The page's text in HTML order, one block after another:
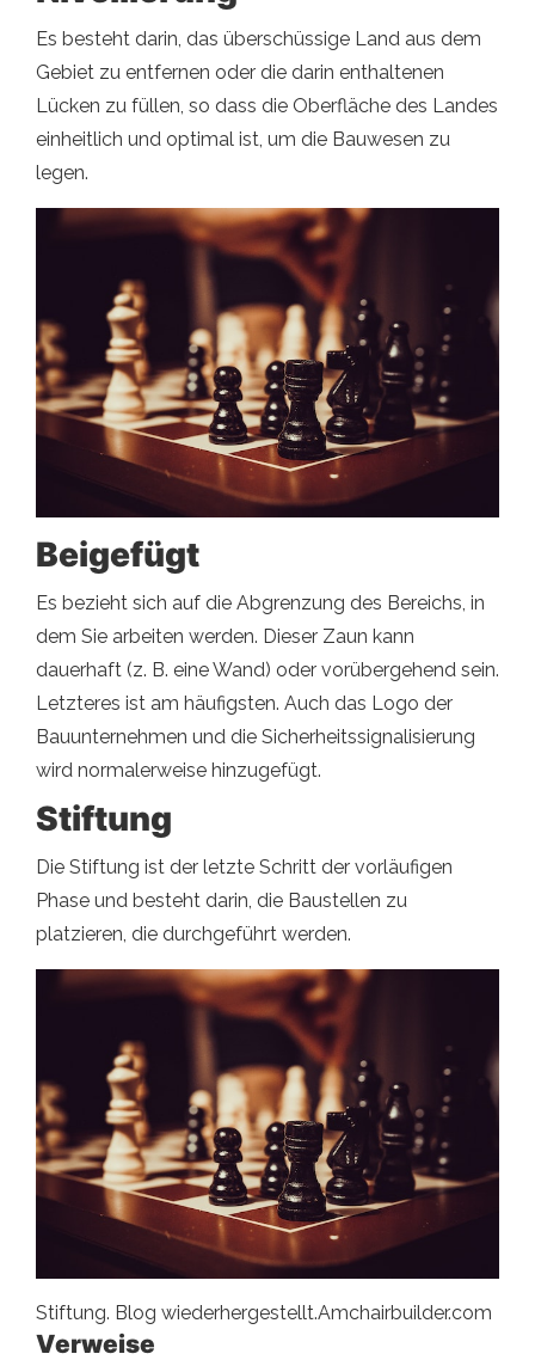
Es besteht darin, das überschüssige Land aus dem
Gebiet zu entfernen oder die darin enthaltenen
Lücken zu füllen, so dass die Oberfläche des Landes
einheitlich und optimal ist, um die Bauwesen zu
legen.
Beigefügt
Es bezieht sich auf die Abgrenzung des Bereichs, in
dem Sie arbeiten werden. Dieser Zaun kann
dauerhaft (z. B. eine Wand) oder vorübergehend sein.
Letzteres ist am häufigsten. Auch das Logo der
Bauunternehmen und die Sicherheitssignalisierung
wird normalerweise hinzugefügt.
Stiftung
Die Stiftung ist der letzte Schritt der vorläufigen
Phase und besteht darin, die Baustellen zu
platzieren, die durchgeführt werden.
Stiftung. Blog wiederhergestellt.Amchairbuilder.com
Verweise